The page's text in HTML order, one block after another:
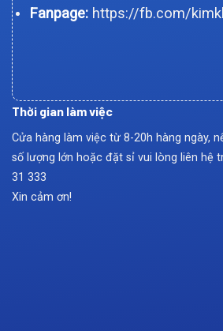
Fanpage: https://fb.com/
Thời gian làm việc
Cửa hàng làm việc từ 8-20h hàng ngày,
số lượng lớn hoặc đặt sỉ vui lòng liên hệ
31 333
Xin cảm ơn!